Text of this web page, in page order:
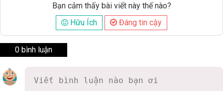
Bạn cảm thấy bài viết này thế nào?
Hữu Ích
Đáng tin cậy
0 bình luận